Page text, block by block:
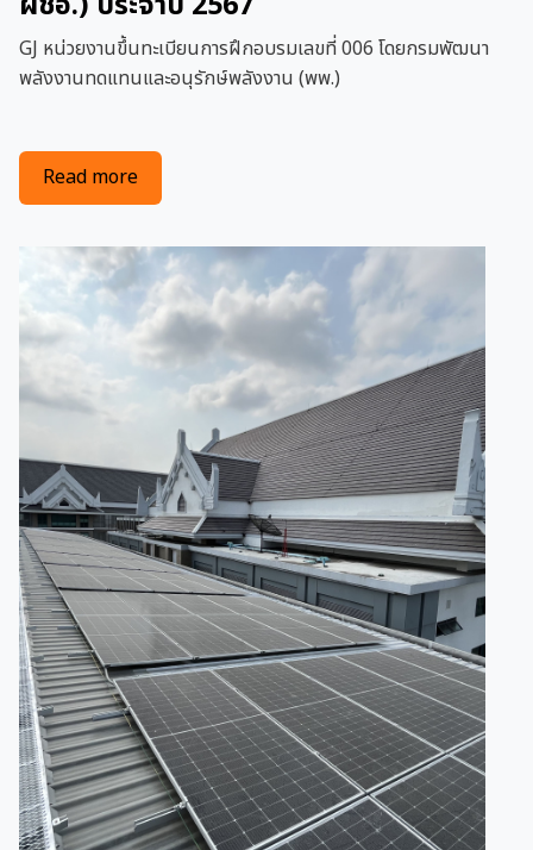
GJ หน่วยงานขึ้นทะเบียนการฝึกอบรมเลขที่ 006 โดยกรมพัฒนา
พลังงานทดแทนและอนุรักษ์พลังงาน (พพ.)
Read moreabout การฝึกอบรมหลักสูตรผู้รับผิดชอบด้านพลังงา